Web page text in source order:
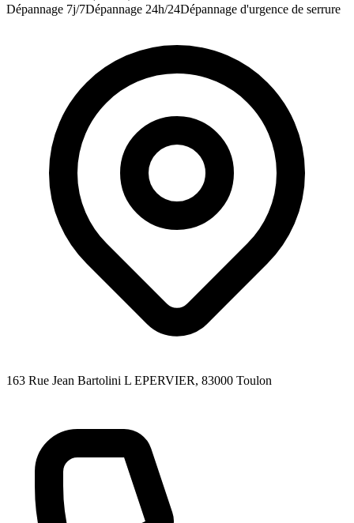
Dépannage 7j/7Dépannage 24h/24Dépannage d'urgence de serrure
163 Rue Jean Bartolini L EPERVIER, 83000 Toulon